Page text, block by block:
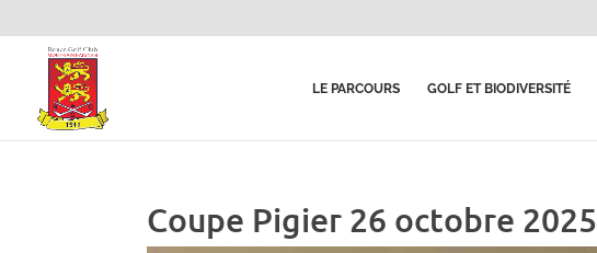
LE PARCOURS GOLF ET BIODIVERSITÉ
Coupe Pigier 26 octobre 2025